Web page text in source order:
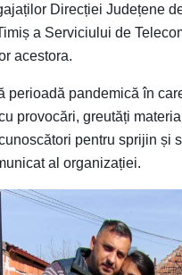
Direcției Județene
a Serviciului de
acestora.
perioadă pandemică în
provocări, greutăți
pentru sprijin și
al organizației.